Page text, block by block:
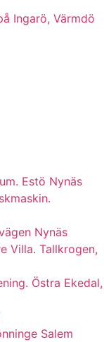
Ingarö, Värmdö
Estö Nynäs
Nynäs
Villa. Tallkrogen,
Östra Ekedal,
Salem